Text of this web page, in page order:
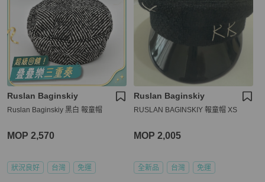
Ruslan Baginskiy
Ruslan Baginskiy 黑白 報童帽
MOP 2,570
狀況良好 台灣 免運
Ruslan Baginskiy
RUSLAN BAGINSKIY 報童帽 XS
MOP 2,005
全新品 台灣 免運